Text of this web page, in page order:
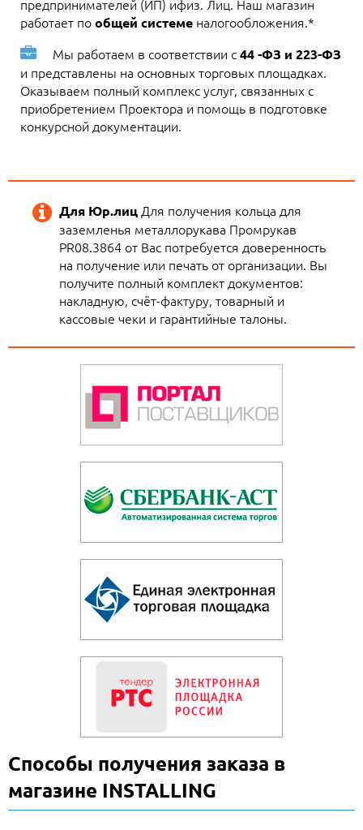
предпринимателей (ИП) ифиз. Лиц. Наш магазин
работает пообщей системе налогообложения.*
Мы работаем в соответствии с44 -ФЗ и 223-ФЗ
и представлены на основных торговых площадках.
Оказываем полный комплекс услуг, связанных с
приобретением Проектора и помощь в подготовке
конкурсной документации.
Для Юр.лицДля получения кольца для
заземленья металлорукава Промрукав
PR08.3864 от Вас потребуется доверенность
на получение или печать от организации. Вы
получите полный комплект документов:
накладную, счёт-фактуру, товарный и
кассовые чеки и гарантийные талоны.
Способы получения заказа в
магазине INSTALLING